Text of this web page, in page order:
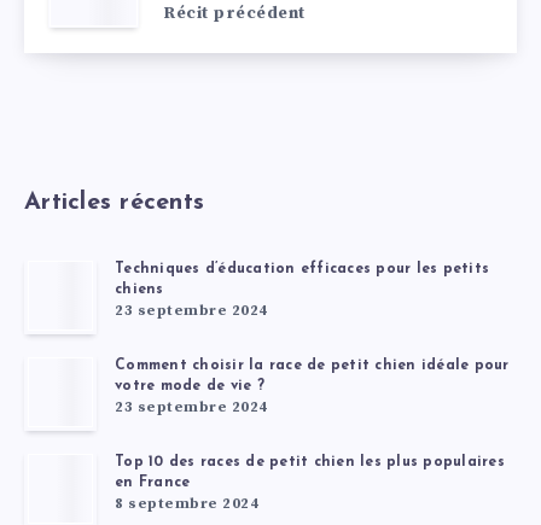
Récit précédent
Articles récents
Techniques d’éducation efficaces pour les petits
chiens
23 septembre 2024
Comment choisir la race de petit chien idéale pour
votre mode de vie ?
23 septembre 2024
Top 10 des races de petit chien les plus populaires
en France
8 septembre 2024